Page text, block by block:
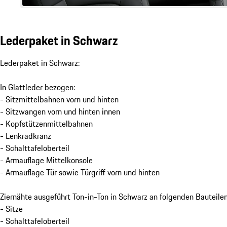
Lederpaket in Schwarz
Lederpaket in Schwarz:
In Glattleder bezogen:
- Sitzmittelbahnen vorn und hinten
- Sitzwangen vorn und hinten innen
- Kopfstützenmittelbahnen
- Lenkradkranz
- Schalttafeloberteil
- Armauflage Mittelkonsole
- Armauflage Tür sowie Türgriff vorn und hinten
Ziernähte ausgeführt Ton-in-Ton in Schwarz an folgenden
- Sitze
- Schalttafeloberteil